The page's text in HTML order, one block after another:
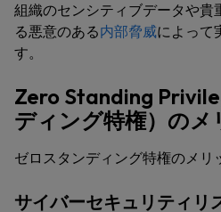
組織のセンシティブデータや貴
る悪意のある内部脅威によって
す。
Zero Standing
ディング特権）のメ
ゼロスタンディング特権のメリ
サイバーセキュリティリ